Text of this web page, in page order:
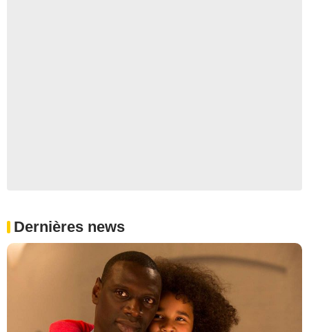
Dernières news